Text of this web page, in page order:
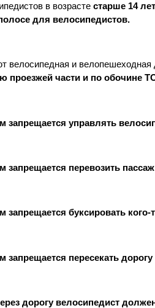
в возрасте старше 14 лет
для велосипедистов.
велосипедная и
проезжей части и по обочине
запрещается управлять
запрещается перевозить
запрещается буксировать
запрещается пересекать
дорогу велосипедист